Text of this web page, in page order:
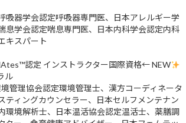
吸器学会認定呼吸器専門医、日本アレルギー学
息学会認定喘息専門医、日本内科学会認定内科
キスパート
認定 インストラクター国際資格← NEW
ル
管理協会認定環境管理士、漢方コーディネータ
ティングカウンセラー、日本セルフメンテナン
環境解析士、日本温活協会認定温活士、薬膳調